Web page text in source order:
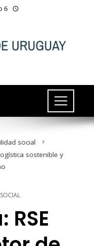
6
social
sostenible y